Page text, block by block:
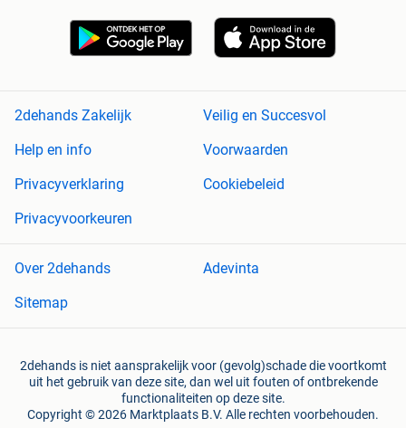
2dehands Zakelijk
Veilig en Succesvol
Help en info
Voorwaarden
Privacyverklaring
Cookiebeleid
Privacyvoorkeuren
Over 2dehands
Adevinta
Sitemap
2dehands is niet aansprakelijk voor (gevolg)schade die voortkomt
uit het gebruik van deze site, dan wel uit fouten of ontbrekende
functionaliteiten op deze site.
Copyright © 2026 Marktplaats B.V. Alle rechten voorbehouden.